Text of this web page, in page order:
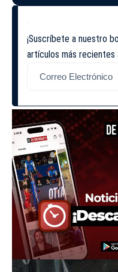
¡Suscríbete a nuestro
artículos más recientes